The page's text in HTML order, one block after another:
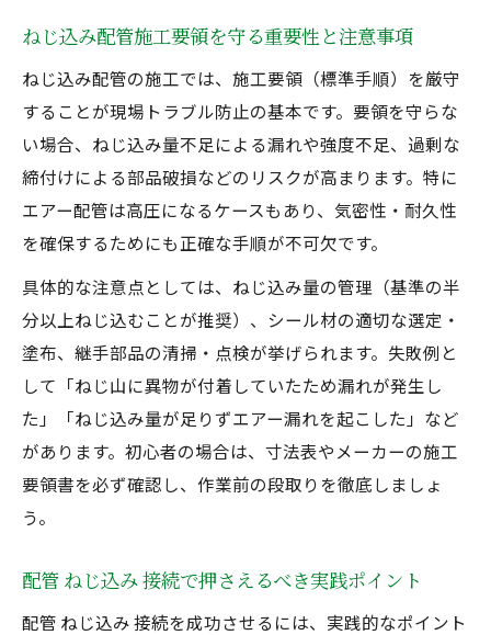
ねじ込み配管施工要領を守る重要性と注意事項
ねじ込み配管の施工では、施工要領（標準手順）を厳守
することが現場トラブル防止の基本です。要領を守らな
い場合、ねじ込み量不足による漏れや強度不足、過剰な
締付けによる部品破損などのリスクが高まります。特に
エアー配管は高圧になるケースもあり、気密性・耐久性
を確保するためにも正確な手順が不可欠です。
具体的な注意点としては、ねじ込み量の管理（基準の半
分以上ねじ込むことが推奨）、シール材の適切な選定・
塗布、継手部品の清掃・点検が挙げられます。失敗例と
して「ねじ山に異物が付着していたため漏れが発生し
た」「ねじ込み量が足りずエアー漏れを起こした」など
があります。初心者の場合は、寸法表やメーカーの施工
要領書を必ず確認し、作業前の段取りを徹底しましょ
う。
配管 ねじ込み 接続で押さえるべき実践ポイント
配管 ねじ込み 接続を成功させるには、実践的なポイント